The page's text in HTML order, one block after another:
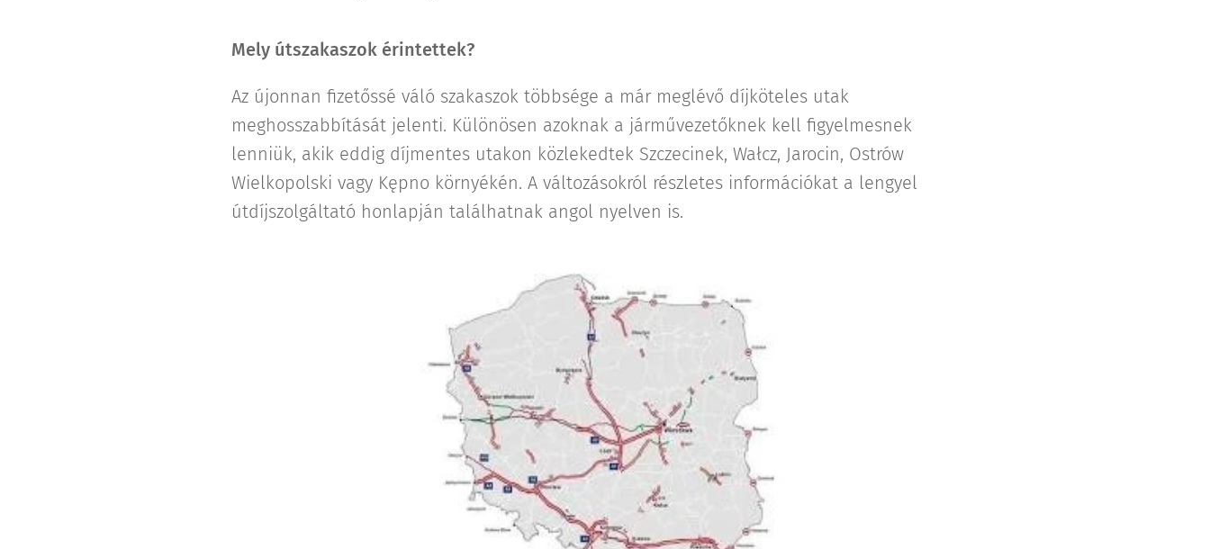
Mely útszakaszok érintettek?
Az újonnan fizetőssé váló szakaszok többsége a már meglévő díjköteles utak
meghosszabbítását jelenti. Különösen azoknak a járművezetőknek kell figyelmesnek
lenniük, akik eddig díjmentes utakon közlekedtek Szczecinek, Wałcz, Jarocin, Ostrów
Wielkopolski vagy Kępno környékén. A változásokról részletes információkat a lengyel
útdíjszolgáltató honlapján találhatnak angol nyelven is.